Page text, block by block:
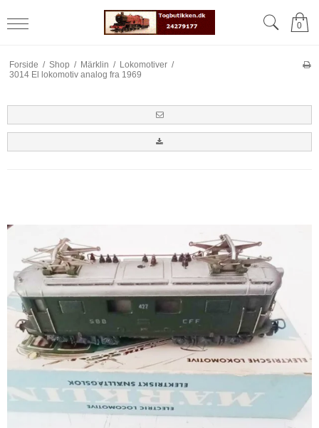
0
Forside / Shop / Märklin / Lokomotiver /
3014 El lokomotiv analog fra 1969